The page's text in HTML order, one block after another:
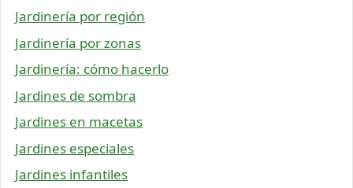
Jardinería por región
Jardinería por zonas
Jardinería: cómo hacerlo
Jardines de sombra
Jardines en macetas
Jardines especiales
Jardines infantiles